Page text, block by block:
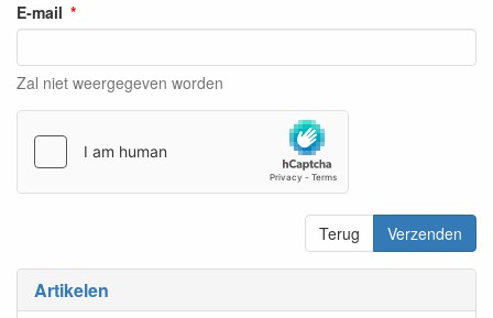
Artikelen
E-mail
Zal niet weergegeven worden
Terug Verzenden